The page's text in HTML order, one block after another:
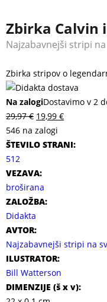
Zbirka Calvin
Najzabavnejši stripi
Zbirka stripov o
Na zalogiDostavimo v 2
29,97€ 19,99 €
546 na zalogi
ŠTEVILO STRANI:
512
VEZAVA:
broširana
ZALOŽBA:
Didakta
AVTOR:
Najzabavnejši stripi na
ILUSTRATOR:
Bill Watterson
DIMENZIJE (š x v):